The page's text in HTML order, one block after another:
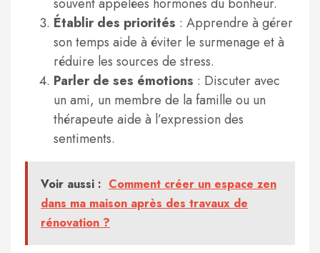
Établir des priorités : Apprendre à gérer
son temps aide à éviter le surmenage et à
réduire les sources de stress.
Parler de ses émotions : Discuter avec
un ami, un membre de la famille ou un
thérapeute aide à l’expression des
sentiments.
Voir aussi : Comment créer un espace zen
dans ma maison après des travaux de
rénovation ?